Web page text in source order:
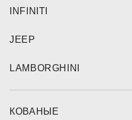
INFINITI
JEEP
LAMBORGHINI
КОВАНЫЕ